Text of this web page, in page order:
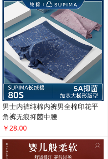
男士内裤纯棉内裤男全棉印花平
角裤无痕抑菌中腰
￥28.00